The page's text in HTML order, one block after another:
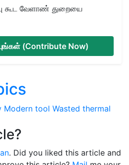
கூட வேளாண் துறையை
(Contribute Now)
Modern tool Wasted thermal
. Did you liked this article and